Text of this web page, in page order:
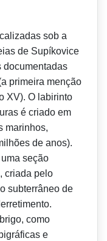
sob a
de Supíkovice
documentadas
primeira menção
XV). O labirinto
é criado em
marinhos,
de anos).
seção
criada pelo
subterrâneo de
como
e